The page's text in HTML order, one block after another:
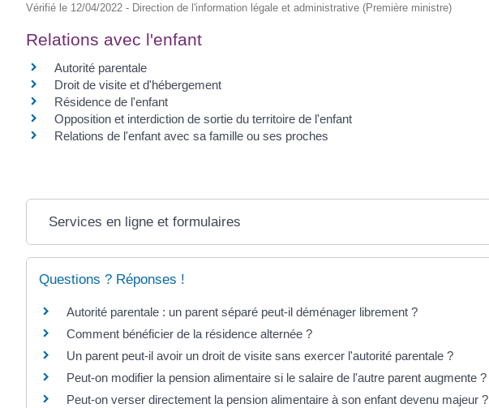
Vérifié le 12/04/2022 - Direction de l'information légale et administrative (Première ministre)
Relations avec l'enfant
Autorité parentale
Droit de visite et d'hébergement
Résidence de l'enfant
Opposition et interdiction de sortie du territoire de l'enfant
Relations de l'enfant avec sa famille ou ses proches
Services en ligne et formulaires
Questions ? Réponses !
Autorité parentale : un parent séparé peut-il déménager librement ?
Comment bénéficier de la résidence alternée ?
Un parent peut-il avoir un droit de visite sans exercer l'autorité parentale ?
Peut-on modifier la pension alimentaire si le salaire de l'autre parent augmente ?
Peut-on verser directement la pension alimentaire à son enfant devenu majeur ?